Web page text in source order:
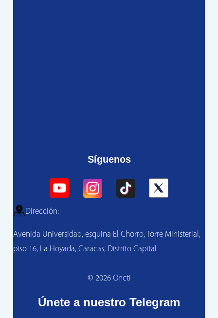
Síguenos
Dirección:
Avenida Universidad, esquina El Chorro, Torre Ministerial,
piso 16, La Hoyada, Caracas, Distrito Capital
© 2026 Oncti
Únete a nuestro Telegram